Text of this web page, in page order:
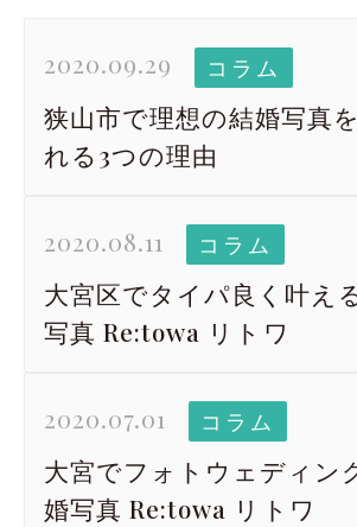
2020.09.29 コラム
狭山市で理想の結婚写真
れる3つの理由
2020.08.11 コラム
大宮区でタイパ良く叶え
写真 Re:towa リトワ
2020.07.01 コラム
大宮でフォトウェディン
婚写真 Re:towa リトワ